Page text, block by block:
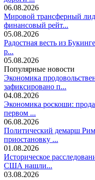
06.08.2026
Мировой трансферный
финансовый рейт...
05.08.2026
Радостная весть из
р...
05.08.2026
Популярные новости
Экономика
зафиксировано п...
04.08.2026
Экономика роскоши:
первом ...
06.08.2026
Политический демарш
приостановку ...
01.08.2026
Историческое
США нашли...
03.08.2026